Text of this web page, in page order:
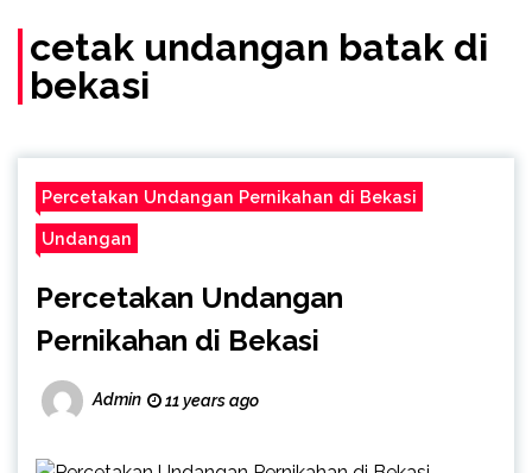
cetak undangan batak di
bekasi
Percetakan Undangan Pernikahan di Bekasi
Undangan
Percetakan Undangan
Pernikahan di Bekasi
Admin 11 years ago